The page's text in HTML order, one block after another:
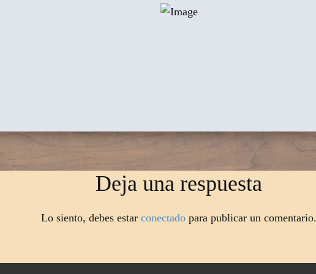
Deja una respuesta
Lo siento, debes estar conectado para publicar un comentario.